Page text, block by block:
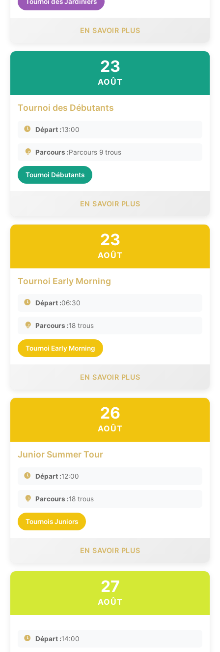
EN SAVOIR PLUS
23
AOÛT
Tournoi des Débutants
Départ :13:00
Parcours :Parcours 9 trous
Tournoi Débutants
EN SAVOIR PLUS
23
AOÛT
Tournoi Early Morning
Départ :06:30
Parcours :18 trous
Tournoi Early Morning
EN SAVOIR PLUS
26
AOÛT
Junior Summer Tour
Départ :12:00
Parcours :18 trous
Tournois Juniors
EN SAVOIR PLUS
27
AOÛT
Départ :14:00